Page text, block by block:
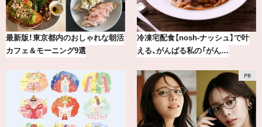
最新版！東京都内のおしゃれな朝活
カフェ＆モーニング9選
冷凍宅配食【nosh-ナッシュ】で叶
える、がんばる私の「がん…